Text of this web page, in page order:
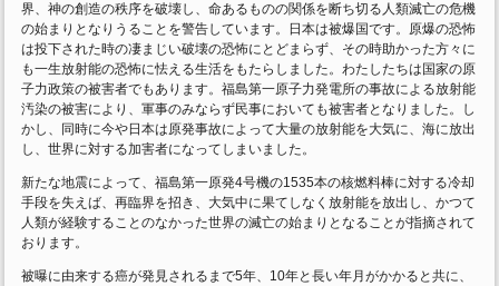
界、神の創造の秩序を破壊し、命あるものの関係を断ち切る人類滅亡の危機
の始まりとなりうることを警告しています。日本は被爆国です。原爆の恐怖
は投下された時の凄まじい破壊の恐怖にとどまらず、その時助かった方々に
も一生放射能の恐怖に怯える生活をもたらしました。わたしたちは国家の原
子力政策の被害者でもあります。福島第一原子力発電所の事故による放射能
汚染の被害により、軍事のみならず民事においても被害者となりました。し
かし、同時に今や日本は原発事故によって大量の放射能を大気に、海に放出
し、世界に対する加害者になってしまいました。
新たな地震によって、福島第一原発4号機の1535本の核燃料棒に対する冷却
手段を失えば、再臨界を招き、大気中に果てしなく放射能を放出し、かつて
人類が経験することのなかった世界の滅亡の始まりとなることが指摘されて
おります。
被曝に由来する癌が発見されるまで5年、10年と長い年月がかかると共に、